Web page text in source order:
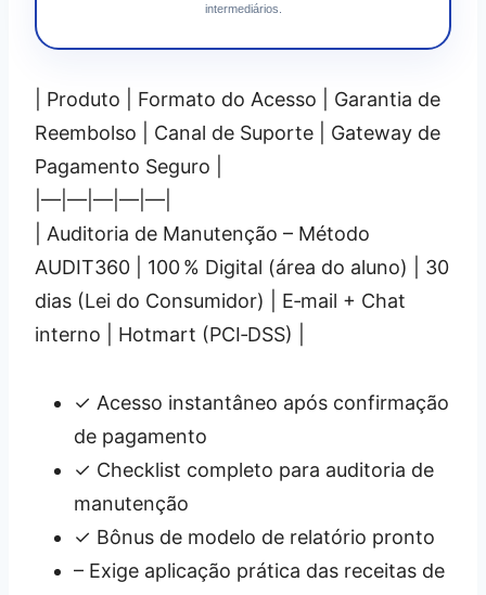
intermediários.
| Produto | Formato do Acesso | Garantia de
Reembolso | Canal de Suporte | Gateway de
Pagamento Seguro |
|—|—|—|—|—|
| Auditoria de Manutenção – Método
AUDIT360 | 100 % Digital (área do aluno) | 30
dias (Lei do Consumidor) | E‑mail + Chat
interno | Hotmart (PCI‑DSS) |
✓ Acesso instantâneo após confirmação
de pagamento
✓ Checklist completo para auditoria de
manutenção
✓ Bônus de modelo de relatório pronto
– Exige aplicação prática das receitas de